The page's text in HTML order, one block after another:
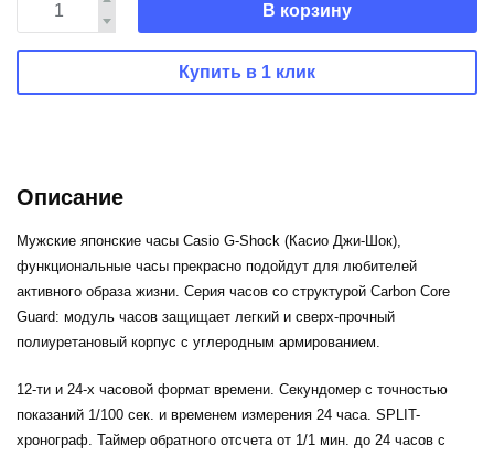
В корзину
Купить в 1 клик
Описание
Мужские японские часы Casio G-Shock (Касио Джи-Шок),
функциональные часы прекрасно подойдут для любителей
активного образа жизни. Серия часов со структурой Carbon Core
Guard: модуль часов защищает легкий и сверх-прочный
полиуретановый корпус с углеродным армированием.
12-ти и 24-х часовой формат времени. Секундомер с точностью
показаний 1/100 сек. и временем измерения 24 часа. SPLIT-
хронограф. Таймер обратного отсчета от 1/1 мин. до 24 часов с